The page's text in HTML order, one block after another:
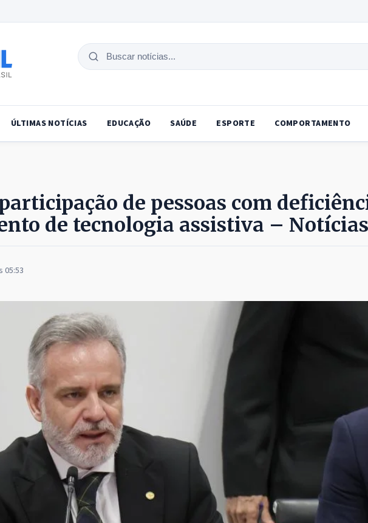
Buscar
ÚLTIMAS NOTÍCIAS EDUCAÇÃO SAÚDE ESPORTE COMPORTAMENTO
de pessoas com
de tecnologia assistiva – Notícias
05:53